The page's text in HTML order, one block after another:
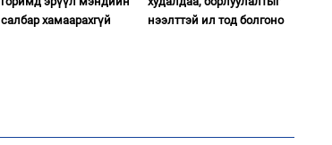
салбар хамаарахгүй
нээлттэй ил тод болгоно